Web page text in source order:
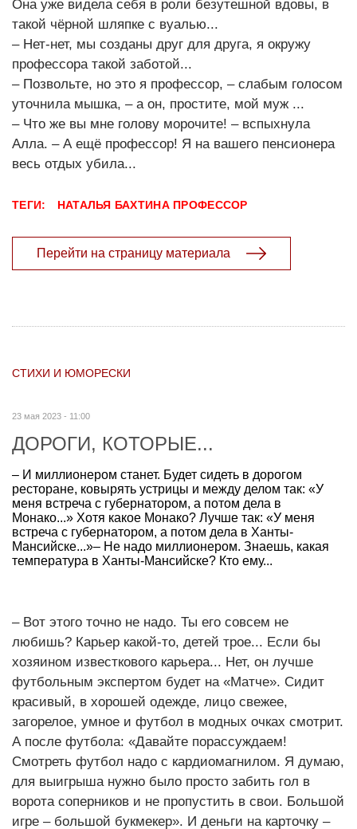
Она уже видела себя в роли безутешной вдовы, в
такой чёрной шляпке с вуалью...
– Нет-нет, мы созданы друг для друга, я окружу
профессора такой заботой...
– Позвольте, но это я профессор, – слабым голосом
уточнила мышка, – а он, простите, мой муж ...
– Что же вы мне голову морочите! – вспыхнула
Алла. – А ещё профессор! Я на вашего пенсионера
весь отдых убила...
ТЕГИ: НАТАЛЬЯ БАХТИНА ПРОФЕССОР
Перейти на страницу материала
СТИХИ И ЮМОРЕСКИ
23 мая 2023 - 11:00
ДОРОГИ, КОТОРЫЕ...
– И миллионером станет. Будет сидеть в дорогом
ресторане, ковырять устрицы и между делом так: «У
меня встреча с губернатором, а потом дела в
Монако...» Хотя какое Монако? Лучше так: «У меня
встреча с губернатором, а потом дела в Ханты-
Мансийске...»– Не надо миллионером. Знаешь, какая
температура в Ханты-Мансийске? Кто ему...
– Вот этого точно не надо. Ты его совсем не
любишь? Карьер какой-то, детей трое... Если бы
хозяином известкового карьера... Нет, он лучше
футбольным экспертом будет на «Матче». Сидит
красивый, в хорошей одежде, лицо свежее,
загорелое, умное и футбол в модных очках смотрит.
А после футбола: «Давайте порассуждаем!
Смотреть футбол надо с кардиомагнилом. Я думаю,
для выигрыша нужно было просто забить гол в
ворота соперников и не пропустить в свои. Большой
игре – большой букмекер». И деньги на карточку –